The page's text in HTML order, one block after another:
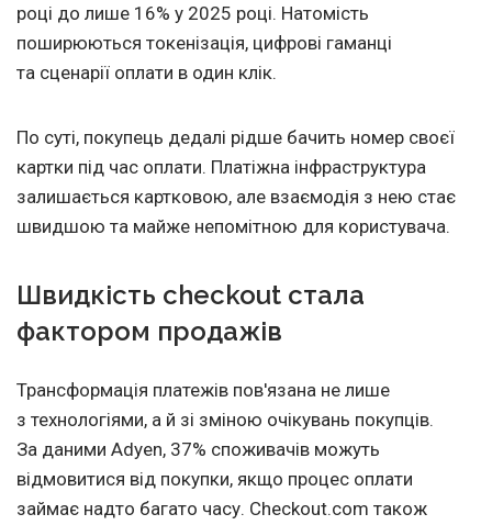
році до лише 16% у 2025 році. Натомість
поширюються токенізація, цифрові гаманці
та сценарії оплати в один клік.
По суті, покупець дедалі рідше бачить номер своєї
картки під час оплати. Платіжна інфраструктура
залишається картковою, але взаємодія з нею стає
швидшою та майже непомітною для користувача.
Швидкість checkout стала
фактором продажів
Трансформація платежів пов'язана не лише
з технологіями, а й зі зміною очікувань покупців.
За даними Adyen, 37% споживачів можуть
відмовитися від покупки, якщо процес оплати
займає надто багато часу. Checkout.com також